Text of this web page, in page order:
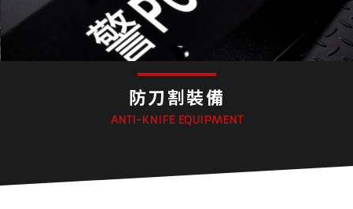
防刀割裝備
ANTI-KNIFE EQUIPMENT